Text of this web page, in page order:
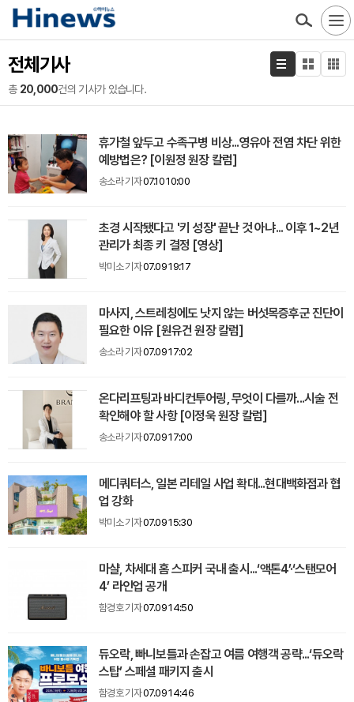
전체기사
총 20,000건의 기사가 있습니다.
휴가철 앞두고 수족구병 비상...영유아 전염 차단 위한
예방법은? [이원정 원장 칼럼]
송소라 기자07.10 10:00
초경 시작됐다고 '키 성장' 끝난 것 아냐... 이후 1~2년
관리가 최종 키 결정 [영상]
박미소 기자07.09 19:17
마사지, 스트레칭에도 낫지 않는 버섯목증후군 진단이
필요한 이유 [원유건 원장 칼럼]
송소라 기자07.09 17:02
온다리프팅과 바디컨투어링, 무엇이 다를까...시술 전
확인해야 할 사항 [이정욱 원장 칼럼]
송소라 기자07.09 17:00
메디쿼터스, 일본 리테일 사업 확대...현대백화점과 협
업 강화
박미소 기자07.09 15:30
마샬, 차세대 홈 스피커 국내 출시...‘액톤4’·‘스탠모어
4’ 라인업 공개
함경호 기자07.09 14:50
듀오락, 빠니보틀과 손잡고 여름 여행객 공략...‘듀오락
스탑’ 스페셜 패키지 출시
함경호 기자07.09 14:46